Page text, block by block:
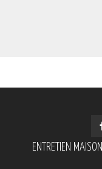
ENTRETIEN MAISON